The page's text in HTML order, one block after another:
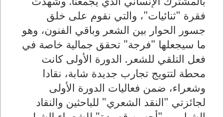
فقرة "ثنائيات"، والتي نقوم على خلق
جسور الحوار بين الشعر وباقي الفنون، وهو
ما سيجعلها "فرجة" تحقق جمالية خاصة في
فعل التلقي للشعر. الدورة الأولى كانت
محطة لتتويج تجارب جديدة شابة، نقادا
وشعراء، ضمن فعاليات الدورة الأولى
لجائزتي "النقد الشعري" للباحثين والنقاد